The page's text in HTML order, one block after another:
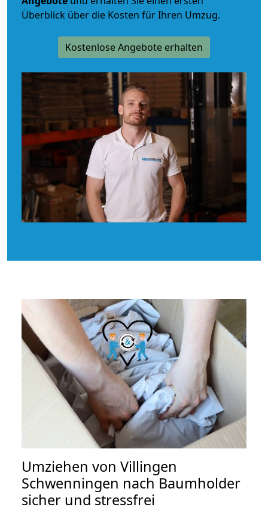
Überblick über die Kosten für Ihren Umzug.
Kostenlose Angebote erhalten
Umziehen von Villingen
Schwenningen nach Baumholder
sicher und stressfrei